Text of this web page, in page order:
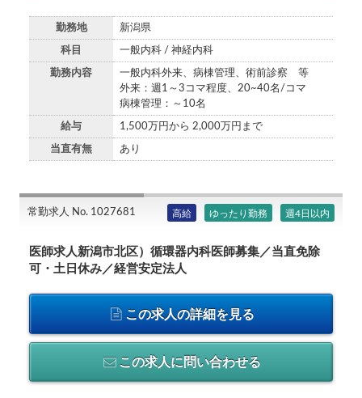
勤務地 新潟県
科目 一般内科 / 神経内科
勤務内容
一般内科外来、病棟管理、術前診察 等
外来：週1～3コマ程度、20~40名/コマ
病棟管理：～10名
給与 1,500万円から 2,000万円まで
当直有無 あり
常勤求人 No. 1027681 高給 ゆったり勤務 週4日以内
医師求人新潟市北区）循環器内科医師募集／当直免除
可・土日休み／経営安定法人
この求人の詳細を見る
この求人に問い合わせる